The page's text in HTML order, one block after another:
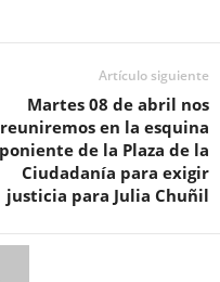
Artículo siguiente
Martes 08 de abril nos
reuniremos en la esquina
poniente de la Plaza de la
Ciudadanía para exigir
justicia para Julia Chuñil